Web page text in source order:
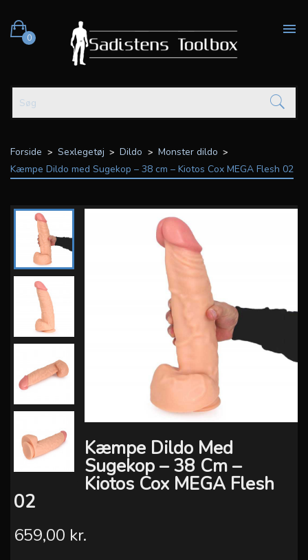
0

Forside Sexlegetøj Dildo
Monster dildo
Kæmpe Dildo med Sugekop – 38 cm – Kiotos Cox MEGA Flesh 02
Kæmpe Dildo Med
Sugekop – 38 Cm –
Kiotos Cox MEGA Flesh
02
659,00 kr.